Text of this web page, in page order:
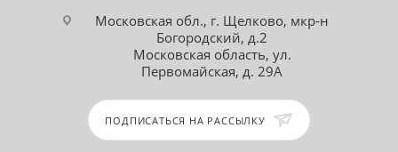
Московская обл., г. Щелково, мкр-н
Богородский, д.2
Московская область, ул.
Первомайская, д. 29А
ПОДПИСАТЬСЯ НА РАССЫЛКУ